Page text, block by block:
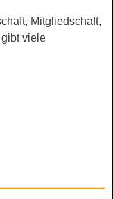
Mitgliedschaft,
viele